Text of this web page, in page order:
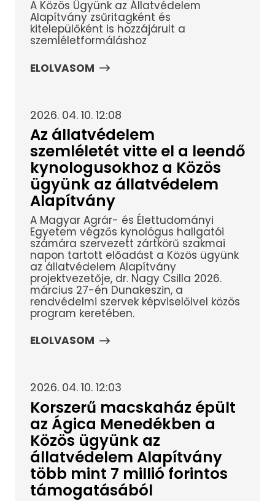
A Közös Ügyünk az Állatvédelem
Alapítvány zsűritagként és
kitelepülőként is hozzájárult a
szemléletformáláshoz
ELOLVASOM
2026. 04. 10. 12:08
Az állatvédelem
szemléletét vitte el a leendő
kynologusokhoz a Közös
ügyünk az állatvédelem
Alapítvány
A Magyar Agrár- és Élettudományi
Egyetem végzős kynológus hallgatói
számára szervezett zártkörű szakmai
napon tartott előadást a Közös ügyünk
az állatvédelem Alapítvány
projektvezetője, dr. Nagy Csilla 2026.
március 27-én Dunakeszin, a
rendvédelmi szervek képviselőivel közös
program keretében.
ELOLVASOM
2026. 04. 10. 12:03
Korszerű macskaház épült
az Ágica Menedékben a
Közös ügyünk az
állatvédelem Alapítvány
több mint 7 millió forintos
támogatásából